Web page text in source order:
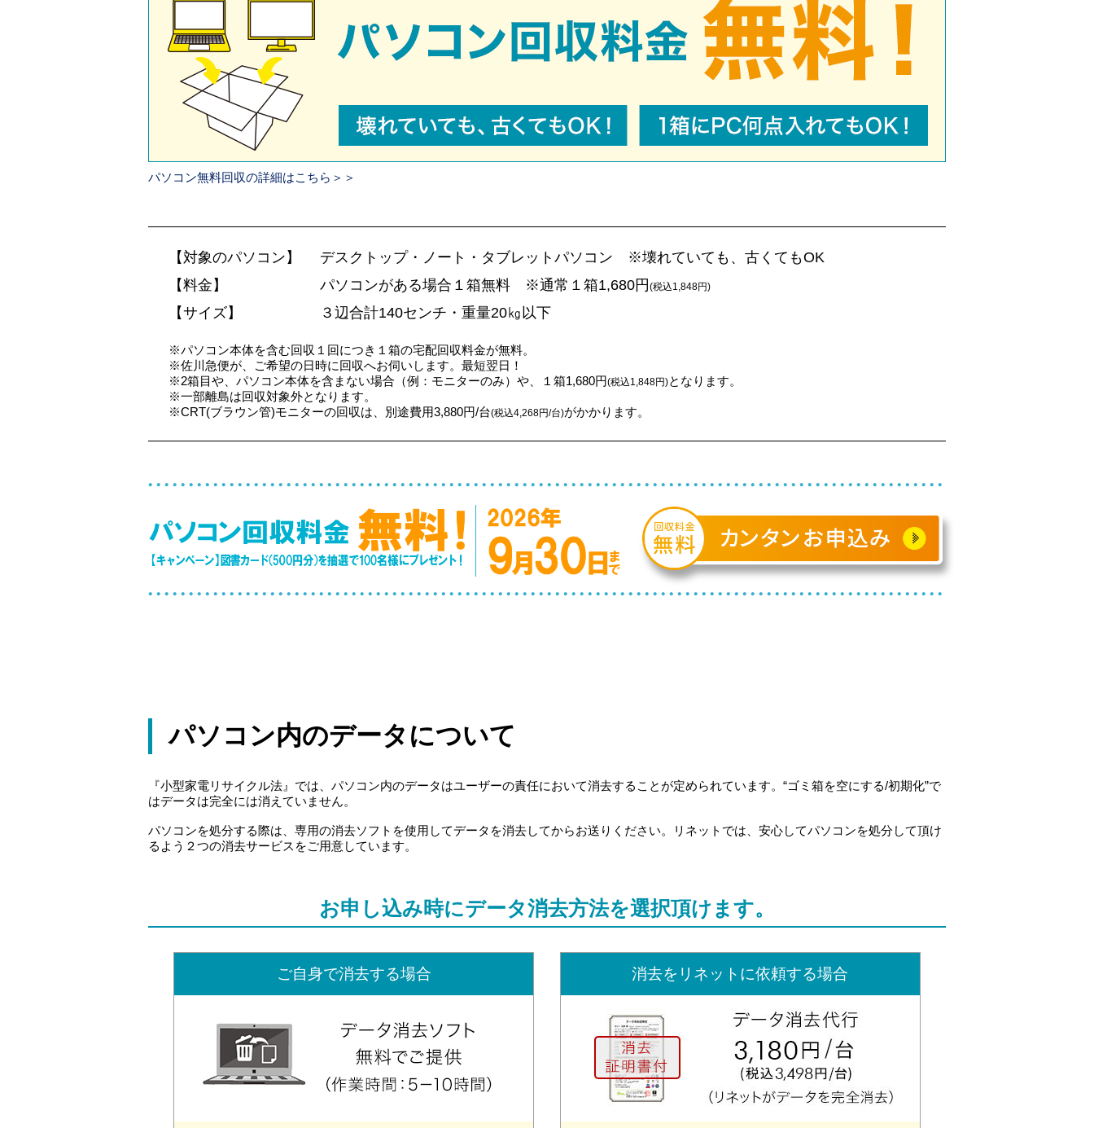
パソコン無料回収の詳細はこちら＞＞
【対象のパソコン】
デスクトップ・ノート・タブレットパソコン ※壊れていても、古くてもOK
【料金】
パソコンがある場合１箱無料 ※通常１箱1,680円(税込1,848円)
【サイズ】 ３辺合計140センチ・重量20㎏以下
※パソコン本体を含む回収１回につき１箱の宅配回収料金が無料。
※佐川急便が、ご希望の日時に回収へお伺いします。最短翌日！
※2箱目や、パソコン本体を含まない場合（例：モニターのみ）や、１箱1,680円(税込1,848円)となります。
※一部離島は回収対象外となります。
※CRT(ブラウン管)モニターの回収は、別途費用3,880円/台(税込4,268円/台)がかかります。
パソコン内のデータについて
『小型家電リサイクル法』では、パソコン内のデータはユーザーの責任において消去することが定められています。“ゴミ箱を空にする/初期化”で
はデータは完全には消えていません。
パソコンを処分する際は、専用の消去ソフトを使用してデータを消去してからお送りください。リネットでは、安心してパソコンを処分して頂け
るよう２つの消去サービスをご用意しています。
お申し込み時にデータ消去方法を選択頂けます。
ご自身で消去する場合 消去をリネットに依頼する場合